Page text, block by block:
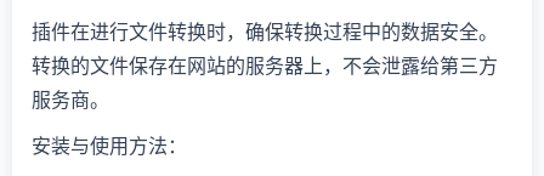
插件在进行文件转换时，确保转换过程中的数据安全。
转换的文件保存在网站的服务器上，不会泄露给第三方
服务商。
安装与使用方法：